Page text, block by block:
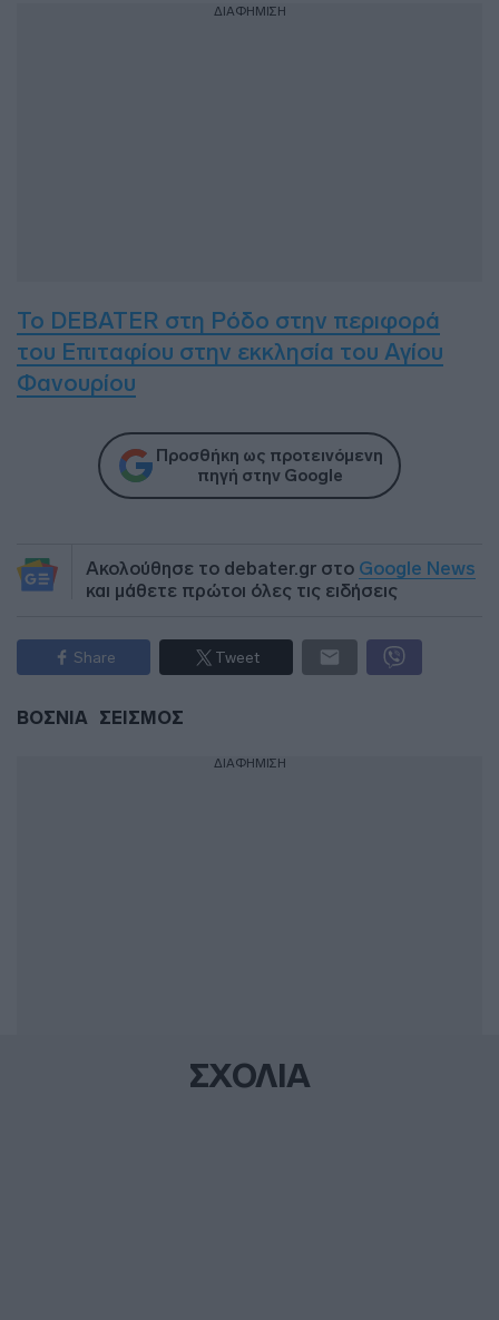
ΔΙΑΦΗΜΙΣΗ
Το DEBATER στη Ρόδο στην περιφορά
του Επιταφίου στην εκκλησία του Αγίου
Φανουρίου
Προσθήκη ως προτεινόμενη
πηγή στην Google
Ακολούθησε το debater.gr στο Google News
και μάθετε πρώτοι όλες τις ειδήσεις
Share Tweet
ΒΟΣΝΙΑ ΣΕΙΣΜΟΣ
ΔΙΑΦΗΜΙΣΗ
ΣΧΟΛΙΑ